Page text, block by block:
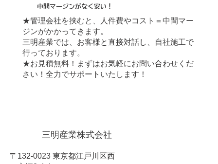
​中間マージンがなく安い！
★管理会社を挟むと、人件費やコスト＝中間マー
ジンがかかってきます。
三明産業では、お客様と直接対話し、自社施工で
行っております。
★お見積無料！まずはお気軽にお問い合わせくだ
さい！全力でサポートいたします！
三明産業株式会社
〒132-0023 東京都江戸川区西